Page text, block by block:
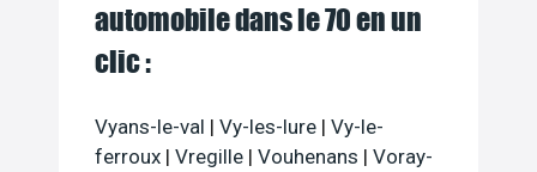
automobile dans le 70 en un
clic :
Vyans-le-val | Vy-les-lure | Vy-le-
ferroux | Vregille | Vouhenans | Voray-